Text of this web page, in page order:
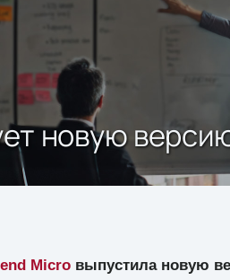
новую
Microвыпустила новую